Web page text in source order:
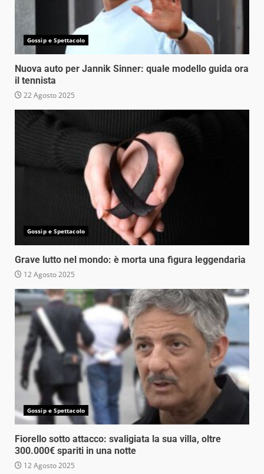
Gossip e Spettacolo
Nuova auto per Jannik Sinner: quale modello guida ora
il tennista
22 Agosto 2025
Gossip e Spettacolo
Grave lutto nel mondo: è morta una figura leggendaria
12 Agosto 2025
Gossip e Spettacolo
Fiorello sotto attacco: svaligiata la sua villa, oltre
300.000€ spariti in una notte
12 Agosto 2025